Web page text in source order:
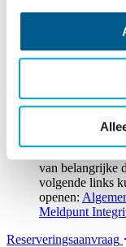
van de reis
termijn, heeft
rekening
Wij adviseren
sluiten en voor
Kwaliteit,
van belangrijke
volgende links
openen:
Meldpunt
Reserveringsaanvraag